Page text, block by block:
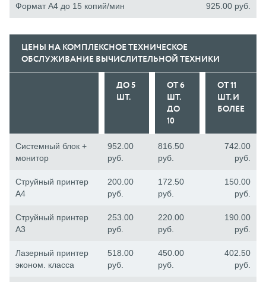
Формат А4 до 15 копий/мин 925.00 руб.
ЦЕНЫ НА КОМПЛЕКСНОЕ ТЕХНИЧЕСКОЕ
ОБСЛУЖИВАНИЕ ВЫЧИСЛИТЕЛЬНОЙ ТЕХНИКИ
ДО 5
ШТ.
ОТ 6
ШТ.
ДО
10
ОТ 11
ШТ. И
БОЛЕЕ
Системный блок +
монитор
952.00
руб.
816.50
руб.
742.00
руб.
Струйный принтер
А4
200.00
руб.
172.50
руб.
150.00
руб.
Струйный принтер
А3
253.00
руб.
220.00
руб.
190.00
руб.
Лазерный принтер
эконом. класса
518.00
руб.
450.00
руб.
402.50
руб.